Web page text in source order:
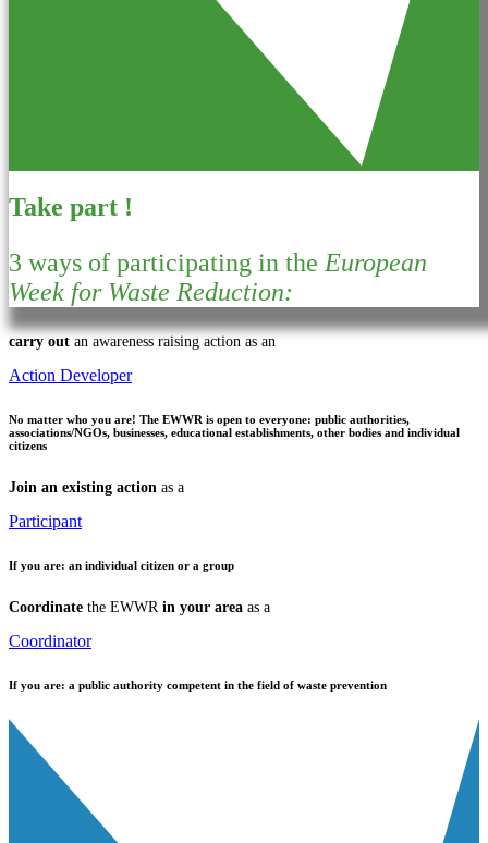
Take part !
3 ways of participating in the European
Week for Waste Reduction:
carry out an awareness raising action as an
Action Developer
No matter who you are! The EWWR is open to everyone: public authorities,
associations/NGOs, businesses, educational establishments, other bodies and individual
citizens
Join an existing action as a
Participant
If you are: an individual citizen or a group
Coordinate the EWWR in your area as a
Coordinator
If you are: a public authority competent in the field of waste prevention